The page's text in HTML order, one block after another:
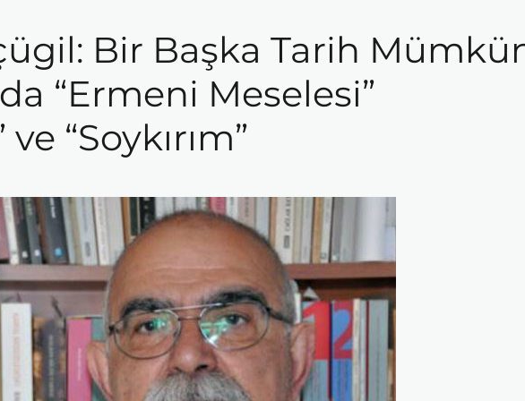
Bir Başka Tarih
“Ermeni Meselesi”
“Soykırım”